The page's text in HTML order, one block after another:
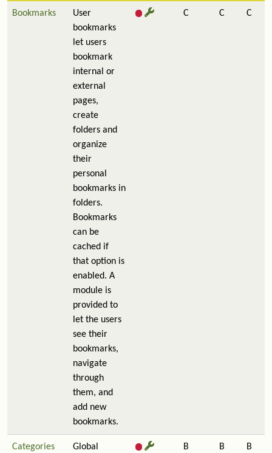
Bookmarks
User
bookmarks
let users
bookmark
internal or
external
pages,
create
folders and
organize
their
personal
bookmarks in
folders.
Bookmarks
can be
cached if
that option is
enabled. A
module is
provided to
let the users
see their
bookmarks,
navigate
through
them, and
add new
bookmarks.
C C C
Categories Global B B B